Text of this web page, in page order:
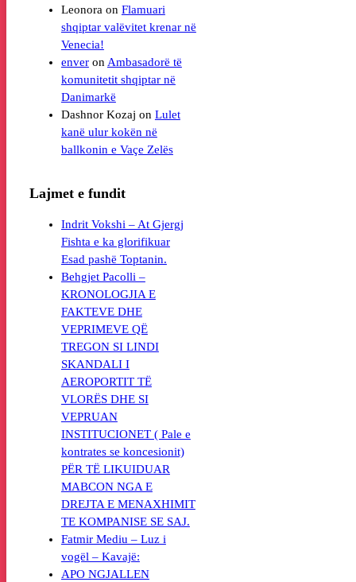
Leonora on Flamuari
shqiptar valëvitet krenar në
Venecia!
enveron Ambasadorë të
komunitetit shqiptar në
Danimarkë
Dashnor Kozaj on Lulet
kanë ulur kokën në
ballkonin e Vaçe Zelës‏
Lajmet e fundit
Indrit Vokshi – At Gjergj
Fishta e ka glorifikuar
Esad pashë Toptanin.
Behgjet Pacolli –
KRONOLOGJIA E
FAKTEVE DHE
VEPRIMEVE QË
TREGON SI LINDI
SKANDALI I
AEROPORTIT TË
VLORËS DHE SI
VEPRUAN
INSTITUCIONET ( Pale e
kontrates se koncesionit)
PËR TË LIKUIDUAR
MABCON NGA E
DREJTA E MENAXHIMIT
TE KOMPANISE SE SAJ.
Fatmir Mediu – Luz i
vogël – Kavajë:
APO NGJALLEN